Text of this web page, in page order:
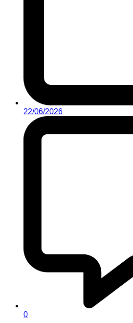
22/06/2026
0